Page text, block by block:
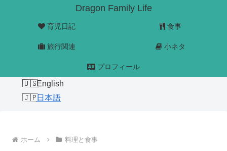
Dragon Family Life
育児日記 食事
旅行関連 小ネタ
プロフィール
English
日本語
ホーム 料理と食事